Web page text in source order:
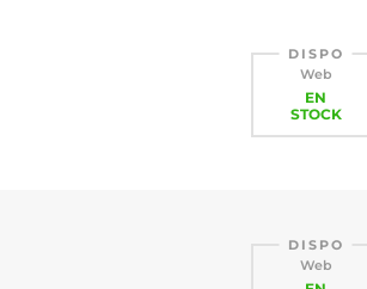
DISPO
Web
EN
STOCK
DISPO
Web